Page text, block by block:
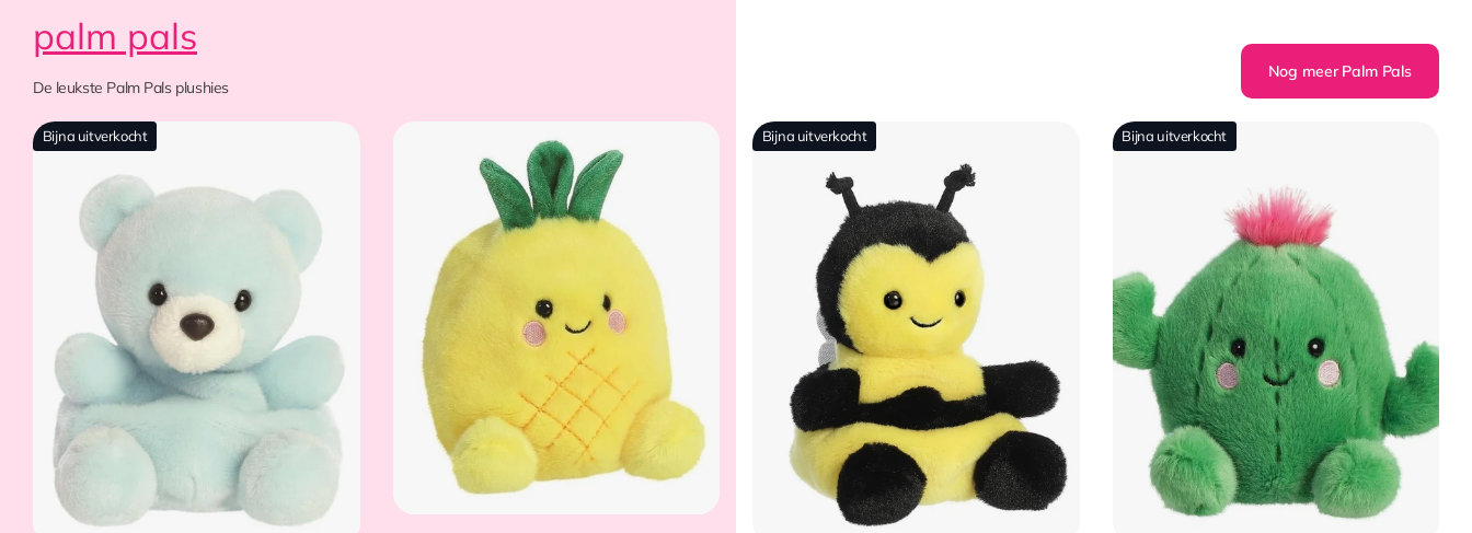
palm pals
De leukste Palm Pals plushies
Nog meer Palm Pals
Bijna uitverkocht Bijna uitverkocht Bijna uitverkocht